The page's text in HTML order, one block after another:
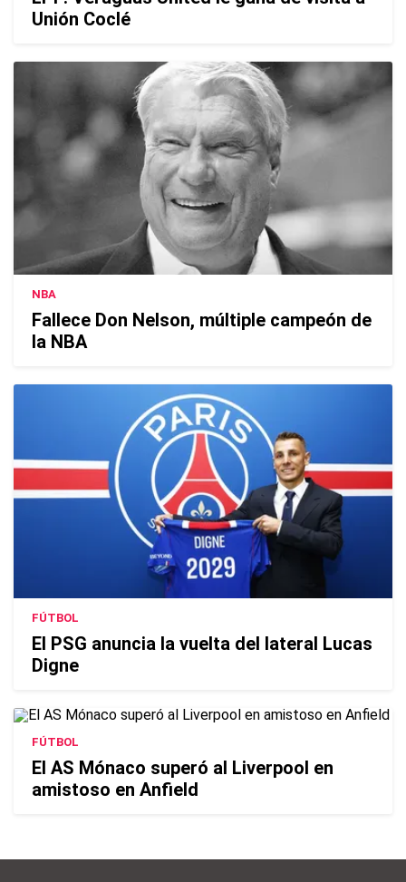
Unión Coclé
NBA
Fallece Don Nelson, múltiple campeón de
la NBA
FÚTBOL
El PSG anuncia la vuelta del lateral Lucas
Digne
FÚTBOL
El AS Mónaco superó al Liverpool en
amistoso en Anfield